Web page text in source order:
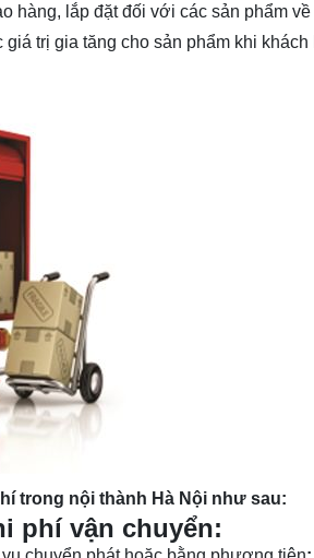
hàng, lắp đặt đối với các sản phẩm
trị gia tăng cho sản phẩm khi khách
trong nội thành Hà Nội như sau:
phí vận chuyển: